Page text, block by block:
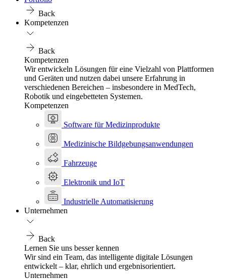
Back
Kompetenzen
Back
Kompetenzen
Wir entwickeln Lösungen für eine Vielzahl von Plattformen
und Geräten und nutzen dabei unsere Erfahrung in
verschiedenen Bereichen – insbesondere in MedTech,
Robotik und eingebetteten Systemen.
Kompetenzen
Software für Medizinprodukte
Medizinische Bildgebungsanwendungen
Fahrzeuge
Elektronik und IoT
Industrielle Automatisierung
Unternehmen
Back
Lernen Sie uns besser kennen
Wir sind ein Team, das intelligente digitale Lösungen
entwickelt – klar, ehrlich und ergebnisorientiert.
Unternehmen